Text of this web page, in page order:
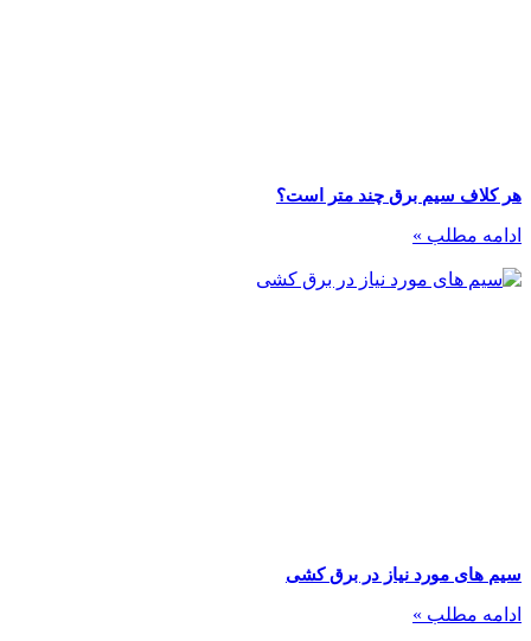
هر کلاف سیم برق چند متر است؟
ادامه مطلب »
سیم های مورد نیاز در برق کشی
ادامه مطلب »